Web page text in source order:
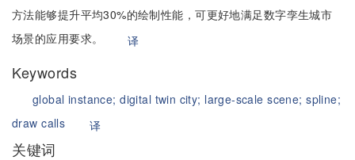
方法能够提升平均30%的绘制性能，可更好地满足数字孪生城市
场景的应用要求。
译
Keywords
global instance;digital twin city; large-scale scene;spline;
draw calls
译
关键词